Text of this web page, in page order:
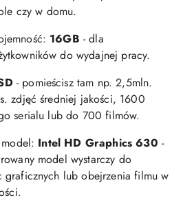
czy w domu.
16GB - dla
do wydajnej pracy.
- pomieścisz tam np. 2,5mln.
zdjęć średniej jakości, 1600
serialu lub do 700 filmów.
Intel HD Graphics 630 -
model wystarczy do
graficznych lub obejrzenia filmu w